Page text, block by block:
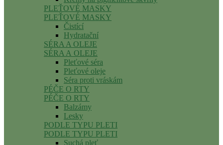
PLEŤOVÉ MASKY
PLEŤOVÉ MASKY
Čistící
Hydratační
SÉRA A OLEJE
SÉRA A OLEJE
Pleťové séra
Pleťové oleje
Séra proti vráskám
PÉČE O RTY
PÉČE O RTY
Balzámy
Lesky
PODLE TYPU PLETI
PODLE TYPU PLETI
Suchá pleť